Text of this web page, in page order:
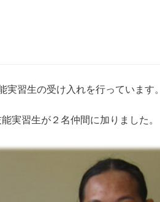
習生の受け入れを行っています。
実習生が２名仲間に加りました。